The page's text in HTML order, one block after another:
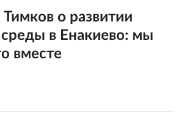
о развитии
в Енакиево: мы
вместе